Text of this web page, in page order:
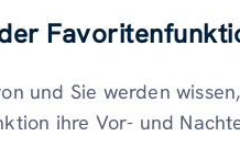
und Sie werden
ihre Vor- und